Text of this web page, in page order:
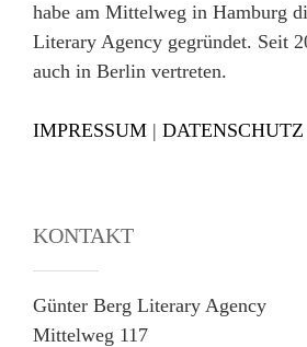
habe am Mittelweg in Hamburg
Literary Agency gegründet. Seit
auch in Berlin vertreten.
IMPRESSUM | DATENSCHUTZ
KONTAKT
Günter Berg Literary Agency
Mittelweg 117